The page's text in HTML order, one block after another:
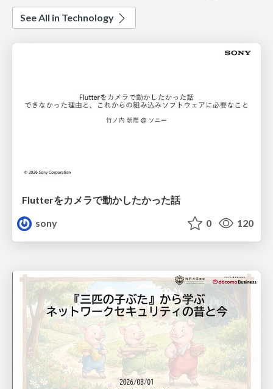
See All in Technology
Flutterをカメラで動かしたかった話
sony
0 120